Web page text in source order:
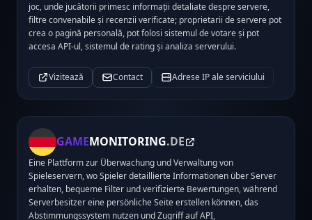
joc, unde jucătorii primesc informații detaliate despre servere,
filtre convenabile și recenzii verificate; proprietarii de servere pot
crea o pagină personală, pot folosi sistemul de votare și pot
accesa API-ul, sistemul de rating și analiza serverului.
Vizitează Contact Adrese IP ale serviciului
GAMEMONITORING.DE
Eine Plattform zur Überwachung und Verwaltung von
Spieleservern, wo Spieler detaillierte Informationen über Server
erhalten, bequeme Filter und verifizierte Bewertungen, während
Serverbesitzer eine persönliche Seite erstellen können, das
Abstimmungssystem nutzen und Zugriff auf API,